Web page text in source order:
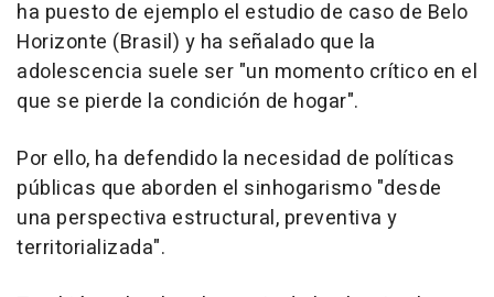
ha puesto de ejemplo el estudio de caso de Belo
Horizonte (Brasil) y ha señalado que la
adolescencia suele ser "un momento crítico en el
que se pierde la condición de hogar".
Por ello, ha defendido la necesidad de políticas
públicas que aborden el sinhogarismo "desde
una perspectiva estructural, preventiva y
territorializada".